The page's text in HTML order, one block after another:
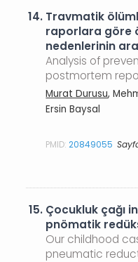
14. Travmatik
raporlara göre
nedenlerinin
Analysis of
postmortem
Murat Durusu,
Ersin Baysal
PMID:20849055
15. Çocukluk çağı
pnömatik
Our childhood
pneumatic